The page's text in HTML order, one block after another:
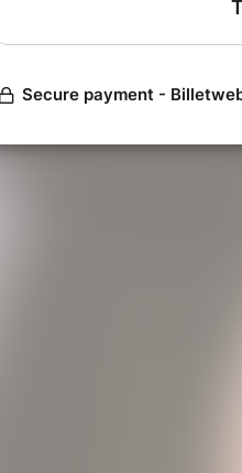
Rochet, sociologue.
De 10h à 18h- visites libres